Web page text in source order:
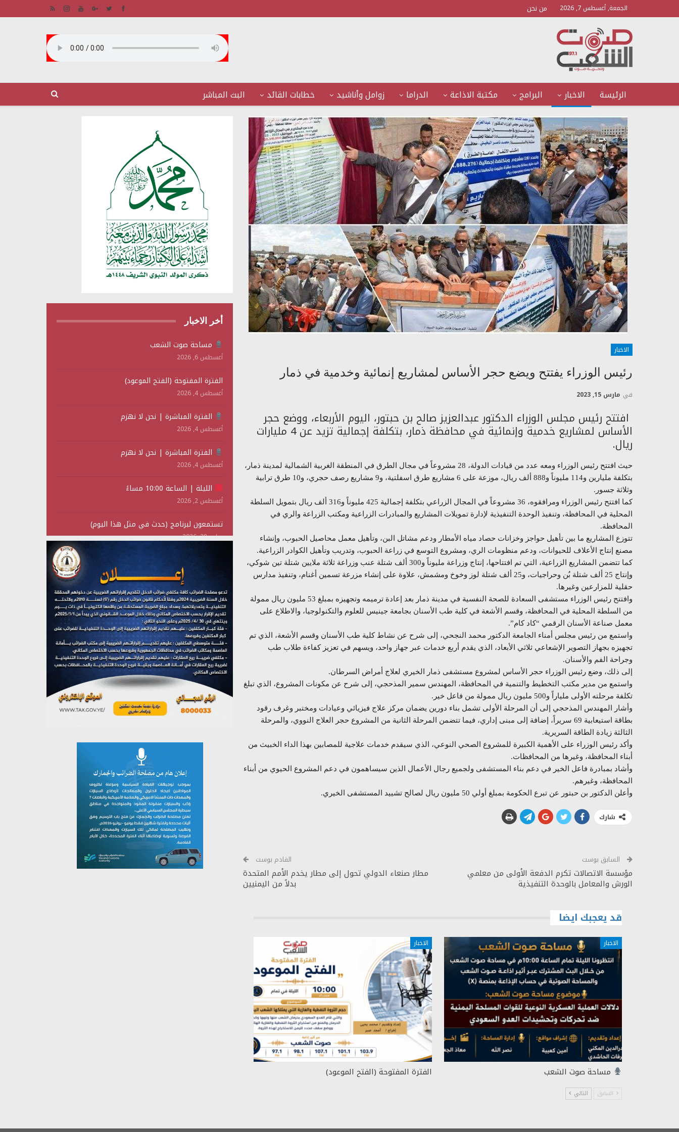
الجمعة, أغسطس 7, 2026 من نحن
الرئيسة الاخبار البرامج مكتبة الاذاعة الدراما زوامل وأناشيد خطابات القائد البث المباشر
الاخبار
رئيس الوزراء يفتتح ويضع حجر الأساس لمشاريع إنمائية وخدمية في ذمار
في مارس 15, 2023
افتتح رئيس مجلس الوزراء الدكتور عبدالعزيز صالح بن حبتور، اليوم الأربعاء، ووضع حجر
الأساس لمشاريع خدمية وإنمائية في محافظة ذمار، بتكلفة إجمالية تزيد عن 4 مليارات
ريال.
حيث افتتح رئيس الوزراء ومعه عدد من قيادات الدولة، 28 مشروعاً في مجال الطرق في المنطقة الغربية الشمالية لمدينة ذمار،
بتكلفة مليارين و114 مليوناً و888 ألف ريال، موزعة على 6 مشاريع طرق اسفلتية، و9 مشاريع رصف حجري، و10 طرق ترابية
وثلاثة جسور.
كما افتتح رئيس الوزراء ومرافقوه، 36 مشروعاً في المجال الزراعي بتكلفة إجمالية 425 مليوناً و316 ألف ريال بتمويل السلطة
المحلية في المحافظة، وتنفيذ الوحدة التنفيذية لإدارة تمويلات المشاريع والمبادرات الزراعية ومكتب الزراعة والري في
المحافظة.
تتوزع المشاريع ما بين تأهيل حواجز وخزانات حصاد مياه الأمطار ودعم مشاتل البن، وتأهيل معمل محاصيل الحبوب، وإنشاء
مصنع إنتاج الأعلاف للحيوانات، ودعم منظومات الري، ومشروع التوسع في زراعة الحبوب، وتدريب وتأهيل الكوادر الزراعية.
كما تتضمن المشاريع الزراعية، التي تم افتتاحها، إنتاج وزراعة مليوناً و300 ألف شتلة عنب وزراعة ثلاثة ملايين شتلة تين شوكي،
وإنتاج 25 ألف شتلة بُن وحراجيات، و25 ألف شتلة لوز وخوخ ومشمش، علاوة على إنشاء مزرعة تسمين أغنام، وتنفيذ مدارس
حقلية للمزارعين وغيرها.
وافتتح رئيس الوزراء مستشفى السعادة للصحة النفسية في مدينة ذمار بعد إعادة ترميمه وتجهيزه بمبلغ 53 مليون ريال ممولة
من السلطة المحلية في المحافظة، وقسم الأشعة في كلية طب الأسنان بجامعة جينيس للعلوم والتكنولوجيا، والاطلاع على
معمل صناعة الأسنان الرقمي “كاد كام”.
واستمع من رئيس مجلس أمناء الجامعة الدكتور محمد النجحي، إلى شرح عن نشاط كلية طب الأسنان وقسم الأشعة، الذي تم
تجهيزه بجهاز التصوير الإشعاعي ثلاثي الأبعاد، الذي يقدم أربع خدمات عبر جهاز واحد، ويسهم في تعزيز كفاءة طلاب طب
وجراحة الفم والأسنان.
إلى ذلك، وضع رئيس الوزراء حجر الأساس لمشروع مستشفى ذمار الخيري لعلاج أمراض السرطان.
واستمع من مدير مكتب التخطيط والتنمية في المحافظة، المهندس سمير المذحجي، إلى شرح عن مكونات المشروع، الذي تبلغ
تكلفة مرحلته الأولى ملياراً و500 مليون ريال ممولة من فاعل خير.
وأشار المهندس المذحجي إلى أن المرحلة الأولى تشمل بناء دورين يضمان مركز علاج فيزيائي وعيادات ومختبر وغرف رقود
بطاقة استيعابية 69 سريراً، إضافة إلى مبنى إداري، فيما تتضمن المرحلة الثانية من المشروع حجر العلاج النووي، والمرحلة
الثالثة زيادة الطاقة السريرية.
وأكد رئيس الوزراء على الأهمية الكبيرة للمشروع الصحي النوعي، الذي سيقدم خدمات علاجية للمصابين بهذا الداء الخبيث من
أبناء المحافظة، وغيرها من المحافظات.
وأشاد بمبادرة فاعل الخير في دعم بناء المستشفى ولجميع رجال الأعمال الذين سيساهمون في دعم المشروع الحيوي من أبناء
المحافظة، وغيرهم.
وأعلن الدكتور بن حبتور عن تبرع الحكومة بمبلغ أولي 50 مليون ريال لصالح تشييد المستشفى الخيري.
شارك
السابق بوست
مؤسسة الاتصالات تكرم الدفعة الأولى من معلمي
الورش والمعامل بالوحدة التنفيذية
القادم بوست
مطار صنعاء الدولي تحول إلى مطار يخدم الأمم المتحدة
بدلاً من اليمنيين
قد يعجبك ايضا
الاخبار
مساحة صوت الشعب
الاخبار
الفترة المفتوحة (الفتح الموعود)
السابق التالي
أخر الاخبار
مساحة صوت الشعب
أغسطس 6, 2026
الفترة المفتوحة (الفتح الموعود)
أغسطس 4, 2026
الفترة المباشرة | نحن لا نهزم
أغسطس 4, 2026
الفترة المباشرة | نحن لا نهزم
أغسطس 4, 2026
الليلة | الساعة 10:00 مساءً
أغسطس 2, 2026
تستمعون لبرنامج (حدث في مثل هذا اليوم)
يوليو 28, 2026
(نحن لا نهزم) بث مباشر
تستمعون لبرنامج (هندسة الوهم)
يوليو 28, 2026
مؤتمر صحفي لمركز عين الإنسانية حول جرائم تحالف
العدوان على اليمن
يوليو 27, 2026
تستمعون لبرنامج (مع السيد القائد)
يوليو 26, 2026